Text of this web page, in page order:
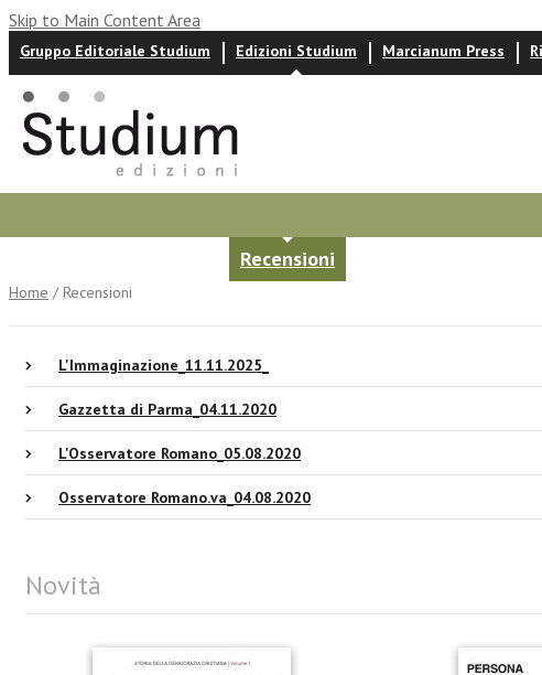
Skip to Main Content Area
Gruppo Editoriale Studium Edizioni Studium Marcianum Press
Recensioni
Home / Recensioni
L'Immaginazione_11.11.2025_
Gazzetta di Parma_04.11.2020
L'Osservatore Romano_05.08.2020
Osservatore Romano.va_04.08.2020
Novità